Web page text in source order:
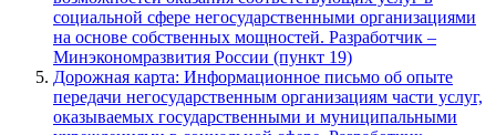
социальной сфере негосударственными организациями
на основе собственных мощностей. Разработчик –
Минэкономразвития России (пункт 19)
Дорожная карта: Информационное письмо об опыте
передачи негосударственным организациям части услуг,
оказываемых государственными и муниципальными